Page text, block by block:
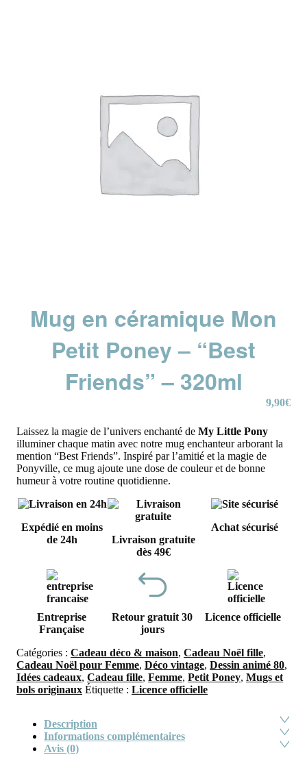
Mug en céramique Mon
Petit Poney – “Best
Friends” – 320ml
9,90€
Laissez la magie de l’univers enchanté de My Little Pony
illuminer chaque matin avec notre mug enchanteur arborant la
mention “Best Friends”. Inspiré par l’amitié et la magie de
Ponyville, ce mug ajoute une dose de couleur et de bonne
humeur à votre routine quotidienne.
Expédié en moins
de 24h
Livraison gratuite
dès 49€
Achat sécurisé
Entreprise
Française
Retour gratuit 30
jours
Licence officielle
Catégories : Cadeau déco & maison, Cadeau Noël fille,
Cadeau Noël pour Femme, Déco vintage, Dessin animé 80,
Idées cadeaux, Cadeau fille, Femme, Petit Poney, Mugs et
bols originaux Étiquette : Licence officielle
Description
Informations complémentaires
Avis (0)